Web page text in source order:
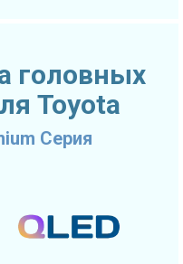
головных
Toyota
Серия